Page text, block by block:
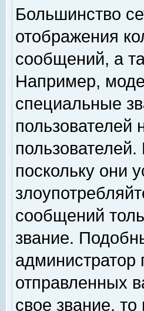
Большинство
отображения
сообщений, а
Например,
специальные
пользователей
поскольку они
сообщений
звание.
администратор
отправленных
свое звание,